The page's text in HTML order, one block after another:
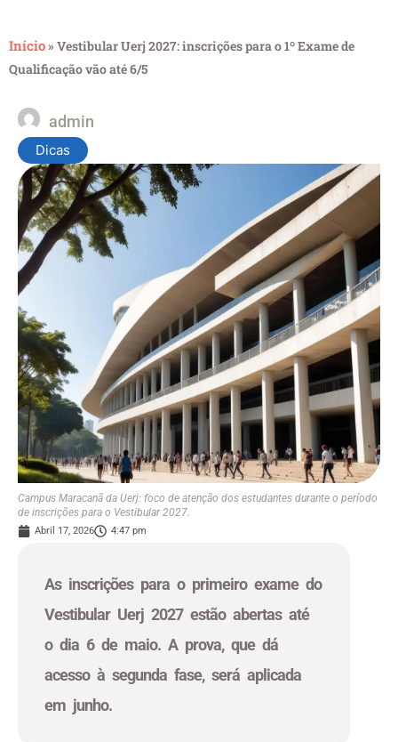
Início»Vestibular Uerj 2027: inscrições para o 1º Exame de
Qualificação vão até 6/5
admin
Dicas
Campus Maracanã da Uerj: foco de atenção dos estudantes durante o período
de inscrições para o Vestibular 2027.
Abril 17, 2026 4:47 pm
As inscrições para o primeiro exame do
Vestibular Uerj 2027 estão abertas até
o dia 6 de maio. A prova, que dá
acesso à segunda fase, será aplicada
em junho.